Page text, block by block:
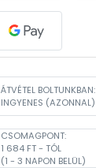
ÁTVÉTEL BOLTUNKBAN:
INGYENES (AZONNAL)
CSOMAGPONT:
1 684 FT - TÓL
(1 - 3 NAPON BELÜL)